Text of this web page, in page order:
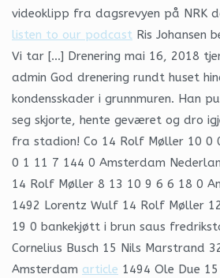
videoklipp fra dagsrevyen på NRK
listen to our podcast Ris Johansen
Vi tar […] Drenering mai 16, 2018
admin God drenering rundt huset
kondensskader i grunnmuren. Han
seg skjorte, hente geværet og dro
fra stadion! Co 14 Rolf Møller 10 0
0 1 11 7 144 0 Amsterdam
14 Rolf Møller 8 13 10 9 6 6 18 0
1492 Lorentz Wulf 14 Rolf Møller
19 0 bankekjøtt i brun saus
Cornelius Busch 15 Nils Marstrand
Amsterdam article 1494 Ole Due